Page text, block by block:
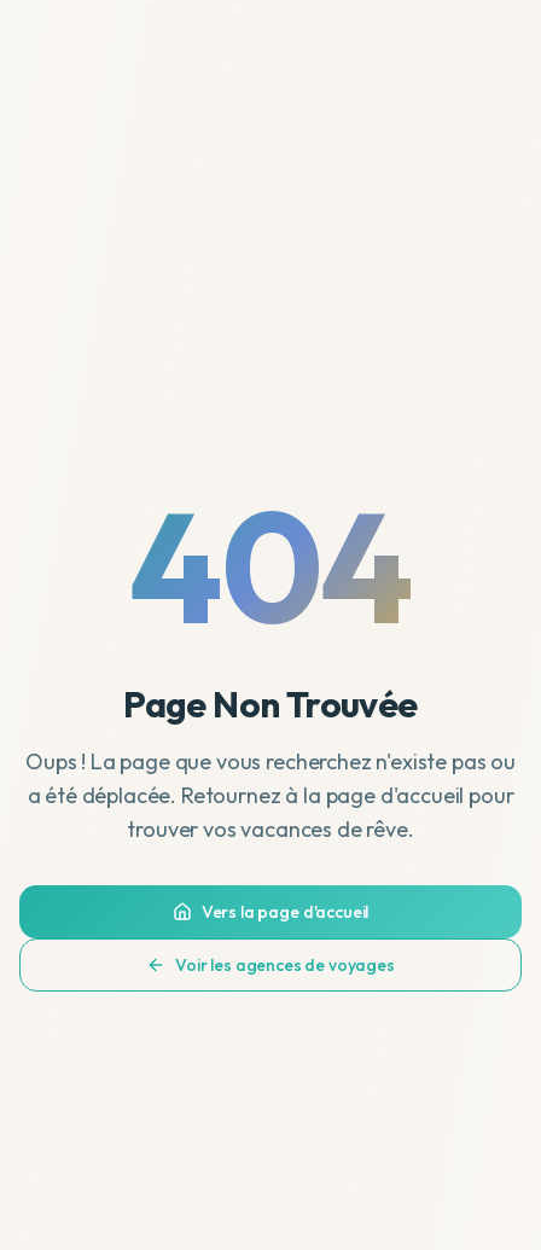
404
Page Non Trouvée
Oups ! La page que vous recherchez n'existe pas ou
a été déplacée. Retournez à la page d'accueil pour
trouver vos vacances de rêve.
Vers la page d'accueil
Voir les agences de voyages